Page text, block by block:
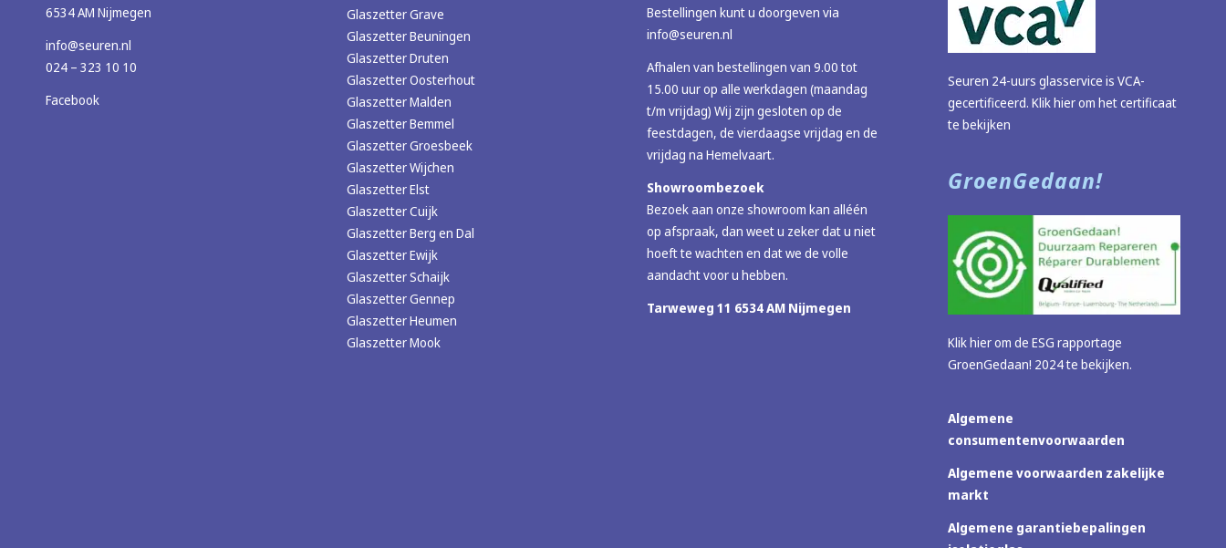
6534 AM Nijmegen
info@seuren.nl
024 – 323 10 10
Facebook
Glaszetter Grave
Glaszetter Beuningen
Glaszetter Druten
Glaszetter Oosterhout
Glaszetter Malden
Glaszetter Bemmel
Glaszetter Groesbeek
Glaszetter Wijchen
Glaszetter Elst
Glaszetter Cuijk
Glaszetter Berg en Dal
Glaszetter Ewijk
Glaszetter Schaijk
Glaszetter Gennep
Glaszetter Heumen
Glaszetter Mook
Bestellingen kunt u doorgeven via
info@seuren.nl
Afhalen van bestellingen van 9.00 tot
15.00 uur op alle werkdagen (maandag
t/m vrijdag) Wij zijn gesloten op de
feestdagen, de vierdaagse vrijdag en de
vrijdag na Hemelvaart.
Showroombezoek
Bezoek aan onze showroom kan alléén
op afspraak, dan weet u zeker dat u niet
hoeft te wachten en dat we de volle
aandacht voor u hebben.
Tarweweg 11 6534 AM Nijmegen
Seuren 24-uurs glasservice is VCA-
gecertificeerd. Klik hier om het certificaat
te bekijken
GroenGedaan!
Klik hier om de ESG rapportage
GroenGedaan! 2024 te bekijken.
Algemene
consumentenvoorwaarden
Algemene voorwaarden zakelijke
markt
Algemene garantiebepalingen